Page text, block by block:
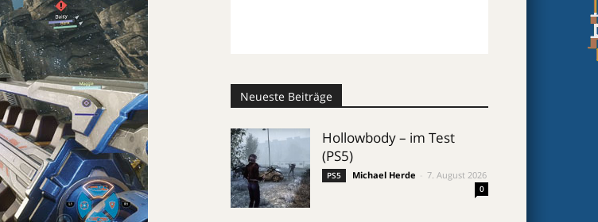
Neueste Beiträge
Hollowbody – im Test
(PS5)
PS5 Michael Herde 7. August 2026
0